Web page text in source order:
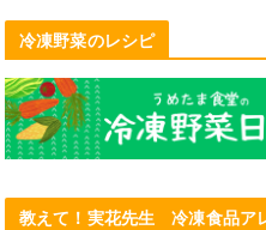
冷凍野菜のレシピ
教えて！実花先生 冷凍食品ア